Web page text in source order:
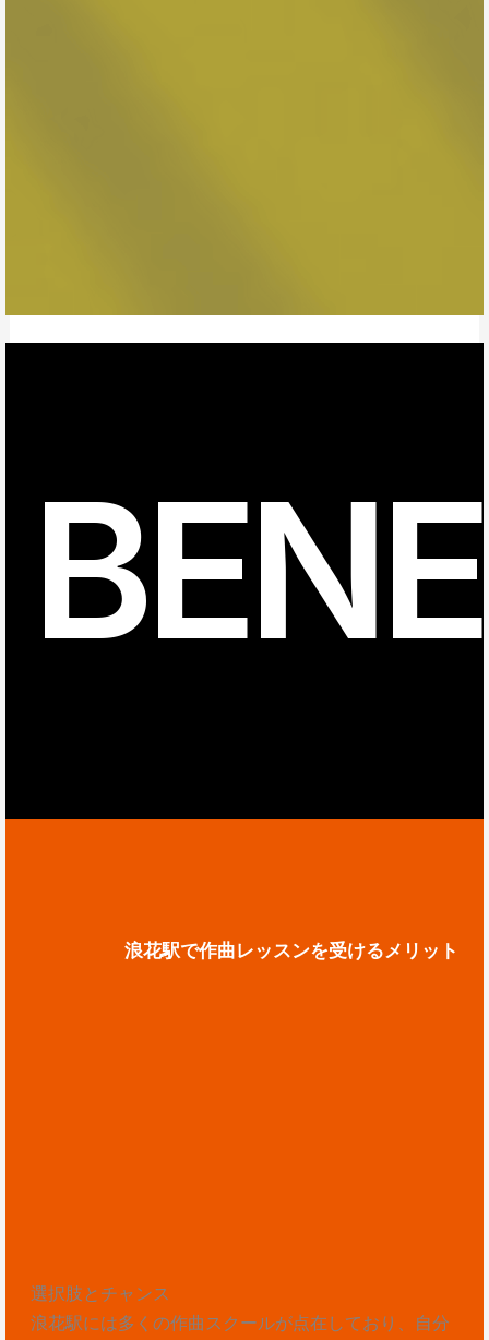
浪花駅で作曲レッスンを受けるメリット
選択肢とチャンス
浪花駅には多くの作曲スクールが点在しており、自分